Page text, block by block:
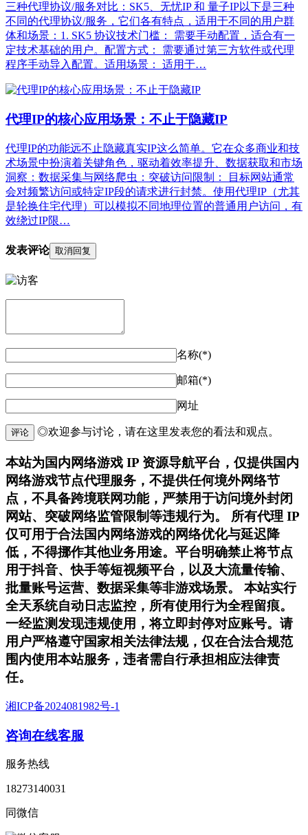
三种代理协议/服务对比：SK5、无忧IP 和 量子IP以下是三种
不同的代理协议/服务，它们各有特点，适用于不同的用户群
体和场景：1. SK5 协议技术门槛： 需要手动配置，适合有一
定技术基础的用户。配置方式： 需要通过第三方软件或代理
程序手动导入配置。适用场景： 适用于…
代理IP的核心应用场景：不止于隐藏IP
代理IP的功能远不止隐藏真实IP这么简单。它在众多商业和技
术场景中扮演着关键角色，驱动着效率提升、数据获取和市场
洞察：数据采集与网络爬虫：突破访问限制： 目标网站通常
会对频繁访问或特定IP段的请求进行封禁。使用代理IP（尤其
是轮换住宅代理）可以模拟不同地理位置的普通用户访问，有
效绕过IP限…
发表评论 取消回复
名称(*)
邮箱(*)
网址
评论 ◎欢迎参与讨论，请在这里发表您的看法和观点。
本站为国内网络游戏 IP 资源导航平台，仅提供国内
网络游戏节点代理服务，不提供任何境外网络节
点，不具备跨境联网功能，严禁用于访问境外封闭
网站、突破网络监管限制等违规行为。 所有代理 IP
仅可用于合法国内网络游戏的网络优化与延迟降
低，不得挪作其他业务用途。平台明确禁止将节点
用于抖音、快手等短视频平台，以及大流量传输、
批量账号运营、数据采集等非游戏场景。 本站实行
全天系统自动日志监控，所有使用行为全程留痕。
一经监测发现违规使用，将立即封停对应账号。请
用户严格遵守国家相关法律法规，仅在合法合规范
围内使用本站服务，违者需自行承担相应法律责
任。
湘ICP备2024081982号-1
咨询在线客服
服务热线
18273140031
同微信